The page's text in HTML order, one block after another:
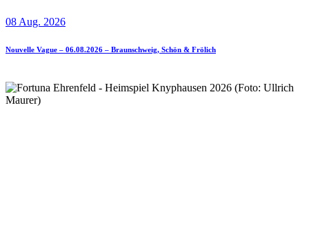
08 Aug. 2026
Nouvelle Vague – 06.08.2026 – Braunschweig, Schön & Frölich